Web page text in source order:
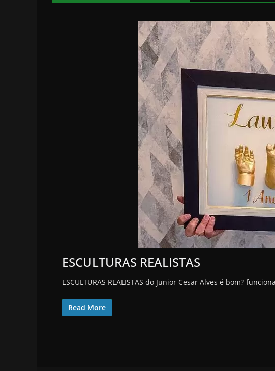
ESCULTURAS REALISTAS
ESCULTURAS REALISTAS do Junior Cesar Alves é bom?
Read More